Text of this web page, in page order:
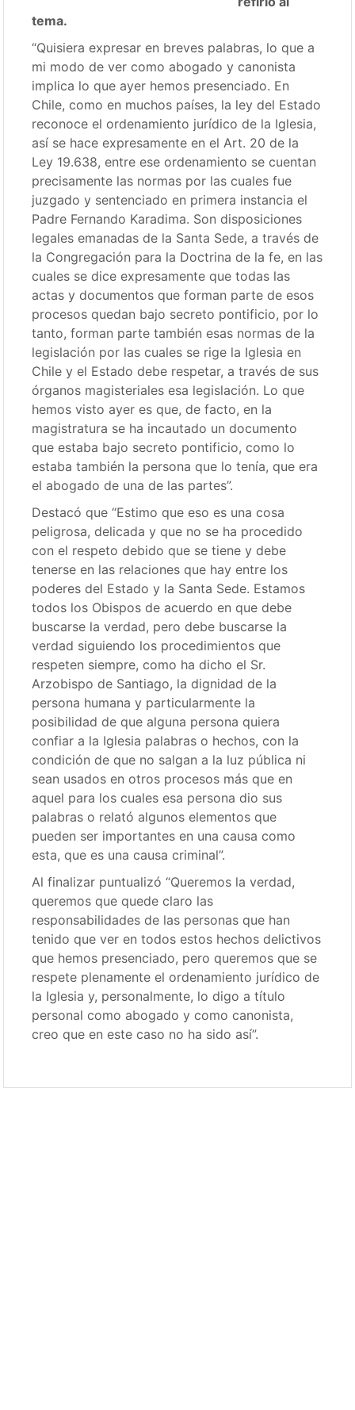
tema.
“Quisiera expresar en breves palabras, lo que a
mi modo de ver como abogado y canonista
implica lo que ayer hemos presenciado. En
Chile, como en muchos países, la ley del Estado
reconoce el ordenamiento jurídico de la Iglesia,
así se hace expresamente en el Art. 20 de la
Ley 19.638, entre ese ordenamiento se cuentan
precisamente las normas por las cuales fue
juzgado y sentenciado en primera instancia el
Padre Fernando Karadima. Son disposiciones
legales emanadas de la Santa Sede, a través de
la Congregación para la Doctrina de la fe, en las
cuales se dice expresamente que todas las
actas y documentos que forman parte de esos
procesos quedan bajo secreto pontificio, por lo
tanto, forman parte también esas normas de la
legislación por las cuales se rige la Iglesia en
Chile y el Estado debe respetar, a través de sus
órganos magisteriales esa legislación. Lo que
hemos visto ayer es que, de facto, en la
magistratura se ha incautado un documento
que estaba bajo secreto pontificio, como lo
estaba también la persona que lo tenía, que era
el abogado de una de las partes”.
Destacó que “Estimo que eso es una cosa
peligrosa, delicada y que no se ha procedido
con el respeto debido que se tiene y debe
tenerse en las relaciones que hay entre los
poderes del Estado y la Santa Sede. Estamos
todos los Obispos de acuerdo en que debe
buscarse la verdad, pero debe buscarse la
verdad siguiendo los procedimientos que
respeten siempre, como ha dicho el Sr.
Arzobispo de Santiago, la dignidad de la
persona humana y particularmente la
posibilidad de que alguna persona quiera
confiar a la Iglesia palabras o hechos, con la
condición de que no salgan a la luz pública ni
sean usados en otros procesos más que en
aquel para los cuales esa persona dio sus
palabras o relató algunos elementos que
pueden ser importantes en una causa como
esta, que es una causa criminal”.
Al finalizar puntualizó “Queremos la verdad,
queremos que quede claro las
responsabilidades de las personas que han
tenido que ver en todos estos hechos delictivos
que hemos presenciado, pero queremos que se
respete plenamente el ordenamiento jurídico de
la Iglesia y, personalmente, lo digo a título
personal como abogado y como canonista,
creo que en este caso no ha sido así”.